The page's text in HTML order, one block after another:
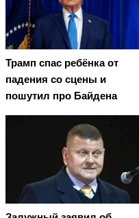
Трамп спас ребёнка от
падения со сцены и
пошутил про Байдена